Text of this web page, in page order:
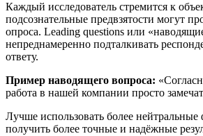
Каждый исследователь стремится к
подсознательные предвзятости могут
опроса. Leading questions или
непреднамеренно подталкивать
ответу.
Пример наводящего вопроса:
работа в нашей компании просто
Лучше использовать более
получить более точные и надёжные